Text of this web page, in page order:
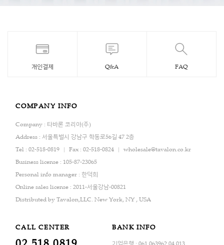
개인결제 Q&A FAQ
COMPANY INFO
Company : 타바론 코리아(주)
Address : 서울특별시 강남구 학동로56길 47 2층
Tel : 02-518-0819
Fax : 02-518-0824
wholesale@tavalon.co.kr
Business license : 105-87-23065
Personal info manager : 한덕희
Online sales license : 2011-서울강남-00821
Distributed by Tavalon,LLC. New York, NY , USA
CALL CENTER BANK INFO
기업은행 : 061.063962.04.013